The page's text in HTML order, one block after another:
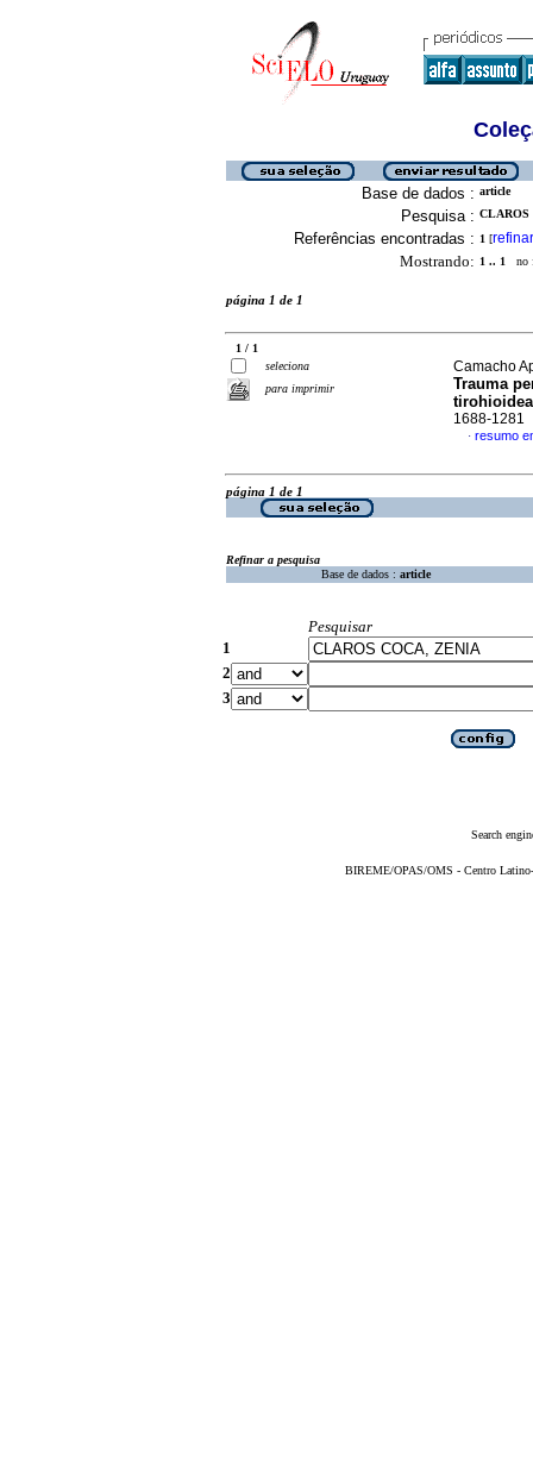
Base de dados : article
Pesquisa : CLAROS
Referências encontradas : 1 [refinar
Mostrando: 1 .. 1 no
página 1 de 1
1 / 1
seleciona
para imprimir
Camacho
Trauma
1688-1281
· resumo
página 1 de 1
Refinar a pesquisa
Base de dados : article
Pesquisar
1
2
3
Search
BIREME/OPAS/OMS - Centro Latino-